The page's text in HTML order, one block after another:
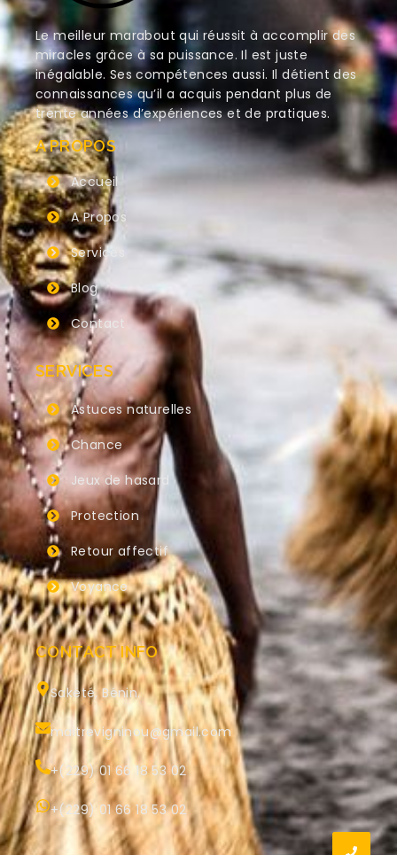
Le meilleur marabout qui réussit à accomplir des
miracles grâce à sa puissance. Il est juste
inégalable. Ses compétences aussi. Il détient des
connaissances qu’il a acquis pendant plus de
trente années d’expériences et de pratiques.
A PROPOS
Accueil
A Propos
Services
Blog
Contact
SERVICES
Astuces naturelles
Chance
Jeux de hasard
Protection
Retour affectif
Voyance
CONTACT INFO
Sakété, Bénin.
maitrevigninou@gmail.com
+(229) 01 66 18 53 02
+(229) 01 66 18 53 02